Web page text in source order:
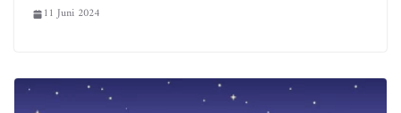
11 Juni 2024